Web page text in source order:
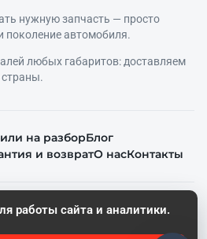
нужную запчасть — просто
поколение автомобиля.
любых габаритов: доставляем
страны.
на разборБлог
и возвратО насКонтакты
работы сайта и аналитики.